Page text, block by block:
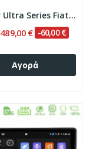
Bizzar Ultra Series Fiat Punto/ Evo 8core...
489,00 € -60,00 €
Αγορά